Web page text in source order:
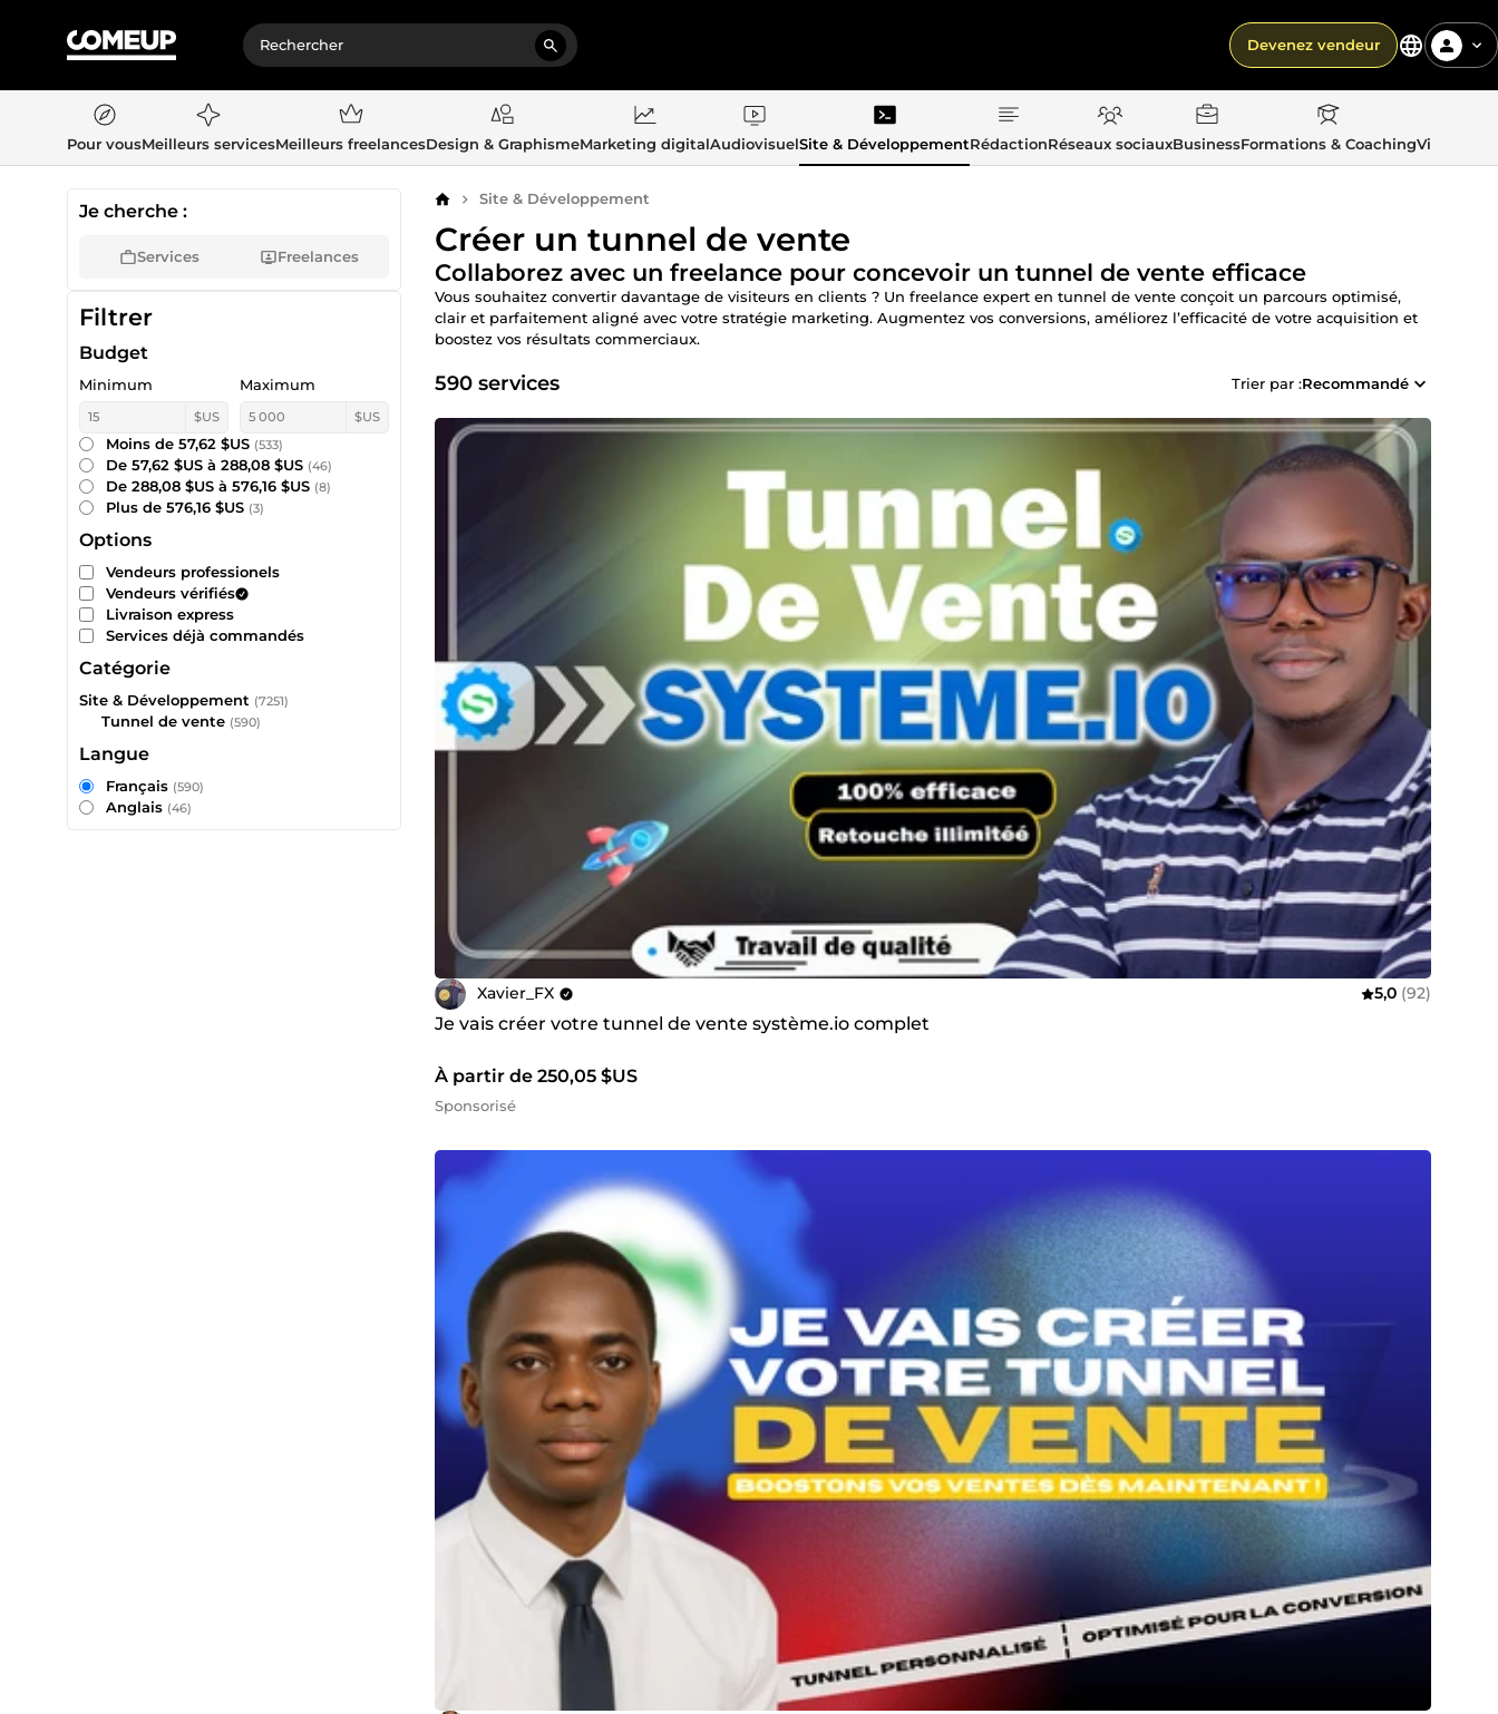
Devenez vendeur
Pour vousMeilleurs servicesMeilleurs freelancesDesign & GraphismeMarketing digitalAudiovisuelSite & DéveloppementRédactionRéseaux sociauxBusinessFormations & CoachingVie
AccueilSite & Développement
Créer un tunnel de vente
Collaborez avec un freelance pour concevoir un tunnel de vente efficace
Vous souhaitez convertir davantage de visiteurs en clients ? Un freelance expert en tunnel de vente conçoit un parcours optimisé,
clair et parfaitement aligné avec votre stratégie marketing. Augmentez vos conversions, améliorez l’efficacité de votre acquisition et
boostez vos résultats commerciaux.
590 services Trier par :Recommandé
Xavier_FX 5,0 (92)
Je vais créer votre tunnel de vente système.io complet
À partir de 250,05 $US
Sponsorisé
Je cherche :
Services Freelances
Filtrer
Budget
Minimum
$US
Maximum
$US
Moins de 57,62 $US (533)
De 57,62 $US à 288,08 $US (46)
De 288,08 $US à 576,16 $US (8)
Plus de 576,16 $US (3)
Options
Vendeurs professionels
Vendeurs vérifiés
Livraison express
Services déjà commandés
Catégorie
Site & Développement (7251)
Tunnel de vente (590)
Langue
Français (590)
Anglais (46)